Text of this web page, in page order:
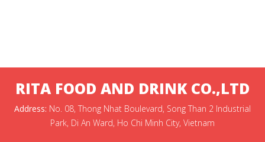
RITA FOOD AND DRINK CO.,LTD
Address: No. 08, Thong Nhat Boulevard, Song Than 2 Industrial
Park, Di An Ward, Ho Chi Minh City, Vietnam